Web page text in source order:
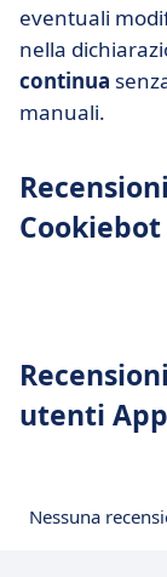
eventuali
nella
continua
manuali.
Cookiebot
utenti
Nessuna